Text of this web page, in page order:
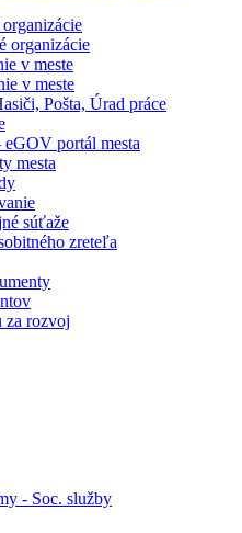
organizácie
v meste
v meste
Pošta, Úrad práce
portál mesta
mesta
súťaže
zreteľa
za rozvoj
- Soc. služby